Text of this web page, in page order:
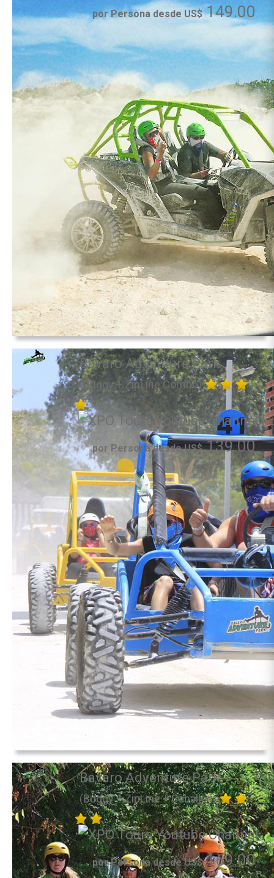
por Persona desde US$149.00
Bavaro Adventure Park
(Buggy + ZipLine Combo)
por Persona desde US$139.00
Bavaro Adventure Park
(Buggy + ZipLine + Caballos)
por Persona desde US$169.00